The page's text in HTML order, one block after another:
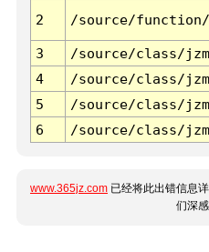
2 /source/
3 /source/class/
4
/source/class/
5
/source/class/
6
/source/class/
www.365jz.com 已经将此出错信息
们深